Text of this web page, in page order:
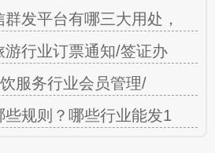
发平台有哪三大用处，
游行业订票通知/签证办
服务行业会员管理/
规则？哪些行业能发1